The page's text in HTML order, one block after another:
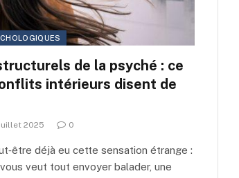
de la psyché : ce
intérieurs disent de
2025 0
déjà eu cette sensation étrange :
veut tout envoyer balader, une